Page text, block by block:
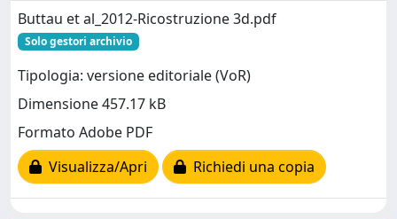
Buttau et al_2012-Ricostruzione 3d.pdf
Solo gestori archivio
Tipologia: versione editoriale (VoR)
Dimensione 457.17 kB
Formato Adobe PDF
Visualizza/Apri
Richiedi una copia